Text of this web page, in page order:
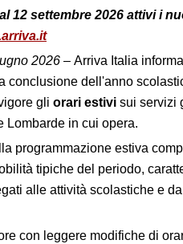
12 settembre 2026 attivi i
2026 – Arriva Italia
conclusione dell'anno
gli orari estivi sui servizi
Lombarde in cui opera.
programmazione estiva
tipiche del periodo,
alle attività scolastiche e
con leggere modifiche di